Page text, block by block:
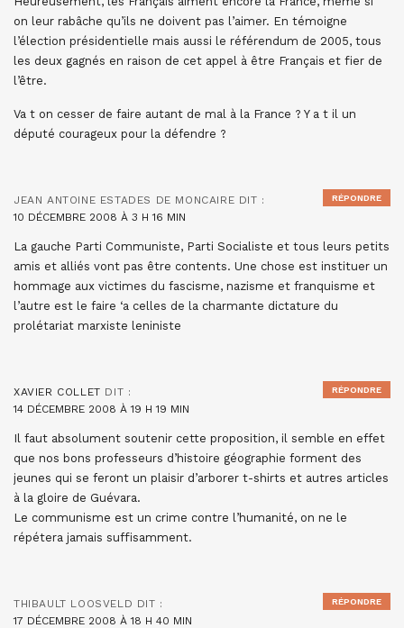
on leur rabâche qu’ils ne doivent pas l’aimer. En témoigne
l’élection présidentielle mais aussi le référendum de 2005, tous
les deux gagnés en raison de cet appel à être Français et fier de
l’être.
Va t on cesser de faire autant de mal à la France ? Y a t il un
député courageux pour la défendre ?
JEAN ANTOINE ESTADES DE MONCAIRE DIT :
10 DÉCEMBRE 2008 À 3 H 16 MIN
La gauche Parti Communiste, Parti Socialiste et tous leurs petits
amis et alliés vont pas être contents. Une chose est instituer un
hommage aux victimes du fascisme, nazisme et franquisme et
l’autre est le faire ‘a celles de la charmante dictature du
prolétariat marxiste leniniste
RÉPONDRE
XAVIER COLLET DIT :
14 DÉCEMBRE 2008 À 19 H 19 MIN
Il faut absolument soutenir cette proposition, il semble en effet
que nos bons professeurs d’histoire géographie forment des
jeunes qui se feront un plaisir d’arborer t-shirts et autres articles
à la gloire de Guévara.
Le communisme est un crime contre l’humanité, on ne le
répétera jamais suffisamment.
RÉPONDRE
THIBAULT LOOSVELD DIT :
17 DÉCEMBRE 2008 À 18 H 40 MIN
RÉPONDRE